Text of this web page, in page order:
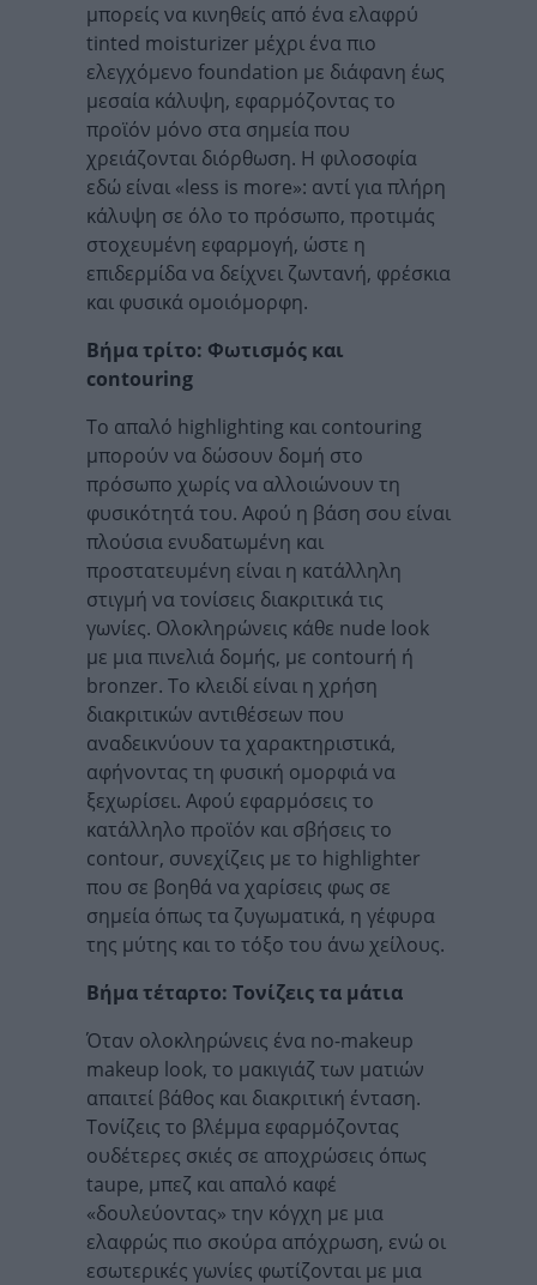
μπορείς να κινηθείς από ένα ελαφρύ
tinted moisturizer μέχρι ένα πιο
ελεγχόμενο foundation με διάφανη έως
μεσαία κάλυψη, εφαρμόζοντας το
προϊόν μόνο στα σημεία που
χρειάζονται διόρθωση. Η φιλοσοφία
εδώ είναι «less is more»: αντί για πλήρη
κάλυψη σε όλο το πρόσωπο, προτιμάς
στοχευμένη εφαρμογή, ώστε η
επιδερμίδα να δείχνει ζωντανή, φρέσκια
και φυσικά ομοιόμορφη.
Βήμα τρίτο: Φωτισμός και
contouring
Το απαλό highlighting και contouring
μπορούν να δώσουν δομή στο
πρόσωπο χωρίς να αλλοιώνουν τη
φυσικότητά του. Αφού η βάση σου είναι
πλούσια ενυδατωμένη και
προστατευμένη είναι η κατάλληλη
στιγμή να τονίσεις διακριτικά τις
γωνίες. Ολοκληρώνεις κάθε nude look
με μια πινελιά δομής, με contourή ή
bronzer. Το κλειδί είναι η χρήση
διακριτικών αντιθέσεων που
αναδεικνύουν τα χαρακτηριστικά,
αφήνοντας τη φυσική ομορφιά να
ξεχωρίσει. Αφού εφαρμόσεις το
κατάλληλο προϊόν και σβήσεις το
contour, συνεχίζεις με το highlighter
που σε βοηθά να χαρίσεις φως σε
σημεία όπως τα ζυγωματικά, η γέφυρα
της μύτης και το τόξο του άνω χείλους.
Βήμα τέταρτο: Τονίζεις τα μάτια
Όταν ολοκληρώνεις ένα no-makeup
makeup look, το μακιγιάζ των ματιών
απαιτεί βάθος και διακριτική ένταση.
Τονίζεις το βλέμμα εφαρμόζοντας
ουδέτερες σκιές σε αποχρώσεις όπως
taupe, μπεζ και απαλό καφέ
«δουλεύοντας» την κόγχη με μια
ελαφρώς πιο σκούρα απόχρωση, ενώ οι
εσωτερικές γωνίες φωτίζονται με μια